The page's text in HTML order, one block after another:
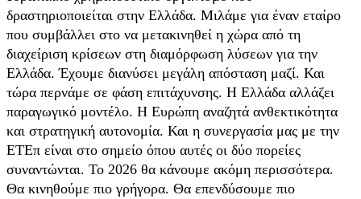
δραστηριοποιείται στην Ελλάδα. Μιλάμε για έναν εταίρο
που συμβάλλει στο να μετακινηθεί η χώρα από τη
διαχείριση κρίσεων στη διαμόρφωση λύσεων για την
Ελλάδα. Έχουμε διανύσει μεγάλη απόσταση μαζί. Και
τώρα περνάμε σε φάση επιτάχυνσης. Η Ελλάδα αλλάζει
παραγωγικό μοντέλο. Η Ευρώπη αναζητά ανθεκτικότητα
και στρατηγική αυτονομία. Και η συνεργασία μας με την
ΕΤΕπ είναι στο σημείο όπου αυτές οι δύο πορείες
συναντώνται. Το 2026 θα κάνουμε ακόμη περισσότερα.
Θα κινηθούμε πιο γρήγορα. Θα επενδύσουμε πιο